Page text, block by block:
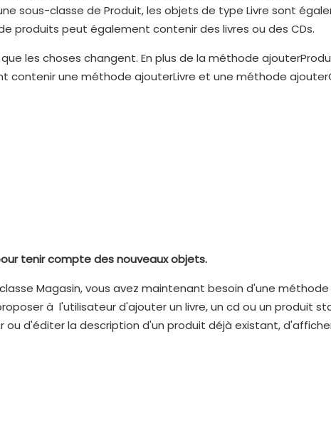
sous-classe de Produit, les objets de type Livre sont
produits peut également contenir des livres ou des CDs.
les choses changent. En plus de la méthode
contenir une méthode ajouterLivre et une méthode
tenir compte des nouveaux objets.
Magasin, vous avez maintenant besoin d'une méthode
à l'utilisateur d'ajouter un livre, un cd ou un produit
ou d'éditer la description d'un produit déjà existant,